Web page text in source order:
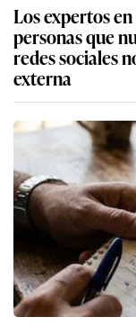
Los expertos
personas que
redes sociales
externa